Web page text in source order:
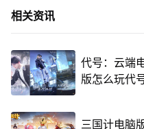
相关资讯
代号：云端
版怎么玩代
三国计电脑